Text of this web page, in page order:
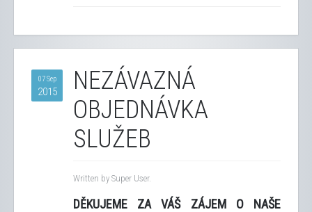
07 Sep
2015
NEZÁVAZNÁ
OBJEDNÁVKA
SLUŽEB
Written by Super User.
DĚKUJEME ZA VÁŠ ZÁJEM O NAŠE